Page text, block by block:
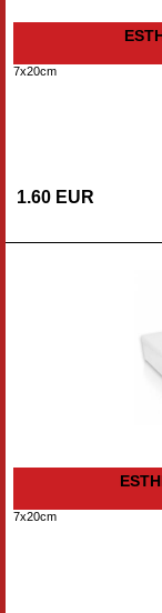
7x20cm
1.60 EUR
7x20cm